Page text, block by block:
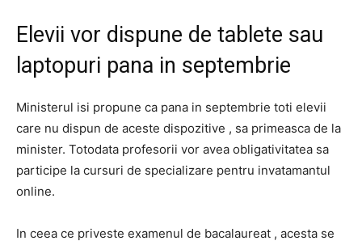
Elevii vor dispune de tablete sau
laptopuri pana in septembrie
Ministerul isi propune ca pana in septembrie toti elevii
care nu dispun de aceste dispozitive , sa primeasca de la
minister. Totodata profesorii vor avea obligativitatea sa
participe la cursuri de specializare pentru invatamantul
online.
In ceea ce priveste examenul de bacalaureat , acesta se